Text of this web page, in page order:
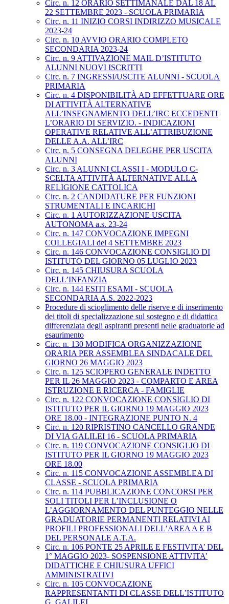
Circ. n. 12 ORARIO SETTIMANALE DAL 18 AL
22 SETTEMBRE 2023 - SCUOLA PRIMARIA
Circ. n. 11 INIZIO CORSI INDIRIZZO MUSICALE
2023-24
Circ. n. 10 AVVIO ORARIO COMPLETO
SECONDARIA 2023-24
Circ. n. 9 ATTIVAZIONE MAIL D’ISTITUTO
ALUNNI NUOVI ISCRITTI
Circ. n. 7 INGRESSI/USCITE ALUNNI - SCUOLA
PRIMARIA
Circ. n. 4 DISPONIBILITÀ AD EFFETTUARE ORE
DI ATTIVITÀ ALTERNATIVE
ALL’INSEGNAMENTO DELL’IRC ECCEDENTI
L’ORARIO DI SERVIZIO. - INDICAZIONI
OPERATIVE RELATIVE ALL’ATTRIBUZIONE
DELLE A.A. ALL’IRC
Circ. n. 5 CONSEGNA DELEGHE PER USCITA
ALUNNI
Circ. n. 3 ALUNNI CLASSI I - MODULO C-
SCELTA ATTIVITÀ ALTERNATIVE ALLA
RELIGIONE CATTOLICA
Circ. n. 2 CANDIDATURE PER FUNZIONI
STRUMENTALI E INCARICHI
Circ. n. 1 AUTORIZZAZIONE USCITA
AUTONOMA a.s. 23-24
Circ. n. 147 CONVOCAZIONE IMPEGNI
COLLEGIALI del 4 SETTEMBRE 2023
Circ. n. 146 CONVOCAZIONE CONSIGLIO DI
ISTITUTO DEL GIORNO 05 LUGLIO 2023
Circ. n. 145 CHIUSURA SCUOLA
DELL’INFANZIA
Circ. n. 144 ESITI ESAMI - SCUOLA
SECONDARIA A.S. 2022-2023
Procedure di scioglimento delle riserve e di inserimento
dei titoli di specializzazione sul sostegno e di didattica
differenziata degli aspiranti presenti nelle graduatorie ad
esaurimento
Circ. n. 130 MODIFICA ORGANIZZAZIONE
ORARIA PER ASSEMBLEA SINDACALE DEL
GIORNO 26 MAGGIO 2023
Circ. n. 125 SCIOPERO GENERALE INDETTO
PER IL 26 MAGGIO 2023 - COMPARTO E AREA
ISTRUZIONE E RICERCA - FAMIGLIE
Circ. n. 122 CONVOCAZIONE CONSIGLIO DI
ISTITUTO PER IL GIORNO 19 MAGGIO 2023
ORE 18.00 - INTEGRAZIONE PUNTO N. 4
Circ. n. 120 RIPRISTINO CANCELLO GRANDE
DI VIA GALILEI 16 - SCUOLA PRIMARIA
Circ. n. 119 CONVOCAZIONE CONSIGLIO DI
ISTITUTO PER IL GIORNO 19 MAGGIO 2023
ORE 18.00
Circ. n. 115 CONVOCAZIONE ASSEMBLEA DI
CLASSE - SCUOLA PRIMARIA
Circ. n. 114 PUBBLICAZIONE CONCORSI PER
SOLI TITOLI PER L’INCLUSIONE O
L’AGGIORNAMENTO DEL PUNTEGGIO NELLE
GRADUATORIE PERMANENTI RELATIVI AI
PROFILI PROFESSIONALI DELL’AREA A E B
DEL PERSONALE A.T.A.
Circ. n. 106 PONTE 25 APRILE E FESTIVITA’ DEL
1° MAGGIO 2023- SOSPENSIONE ATTIVITA’
DIDATTICHE E CHIUSURA UFFICI
AMMINISTRATIVI
Circ. n. 105 CONVOCAZIONE
RAPPRESENTANTI DI CLASSE DELL’ISTITUTO